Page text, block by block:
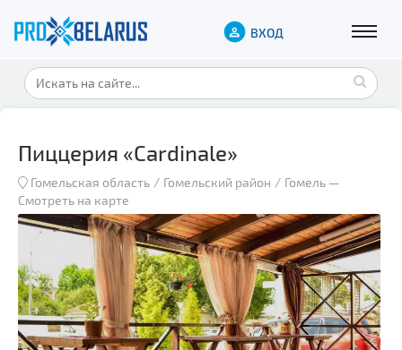
ВХОД
Пиццерия «Cardinale»
Гомельская область Гомельский район Гомель —
Смотреть на карте